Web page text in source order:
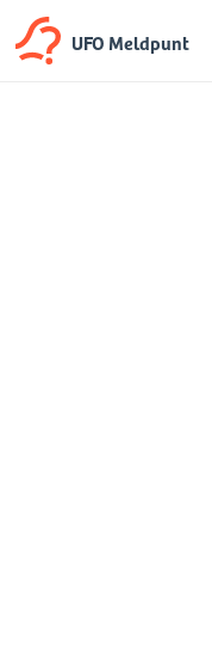
UFO Meldpunt